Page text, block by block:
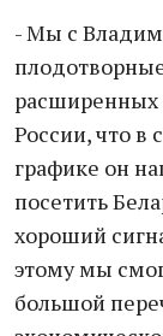
- Мы с
расширенных
России, что в
графике он
посетить
хороший
этому мы
большой